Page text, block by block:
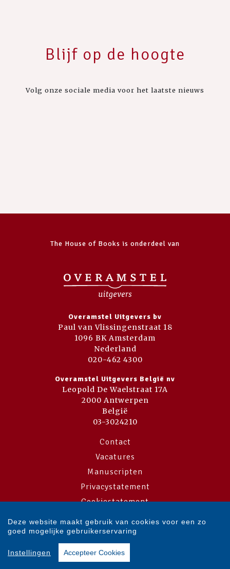
Blijf op de hoogte
Volg onze sociale media voor het laatste nieuws
The House of Books is onderdeel van
Overamstel Uitgevers bv
Paul van Vlissingenstraat 18
1096 BK Amsterdam
Nederland
020-462 4300
Overamstel Uitgevers België nv
Leopold De Waelstraat 17A
2000 Antwerpen
België
03-3024210
Contact
Vacatures
Manuscripten
Privacystatement
Cookiestatement
Copyright © 2007-2026 Overamstel Uitgevers - Alle rechten voorbehouden
- Ontwerp door
Deze website maakt gebruik van cookies voor een zo
goed mogelijke gebruikerservaring
Instellingen Accepteer Cookies